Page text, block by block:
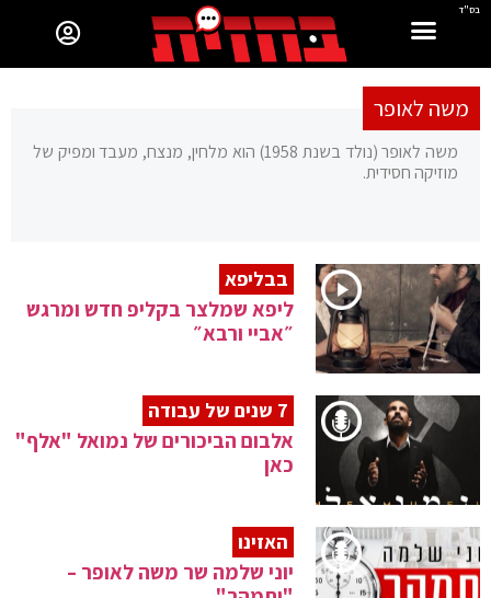
בס"ד
משה לאופר
משה לאופר (נולד בשנת 1958) הוא מלחין, מנצח, מעבד ומפיק של
מוזיקה חסידית.
בבליפא
ליפא שמלצר בקליפ חדש ומרגש
״אביי ורבא״
7 שנים של עבודה
אלבום הביכורים של נמואל "אלף"
כאן
האזינו
יוני שלמה שר משה לאופר –